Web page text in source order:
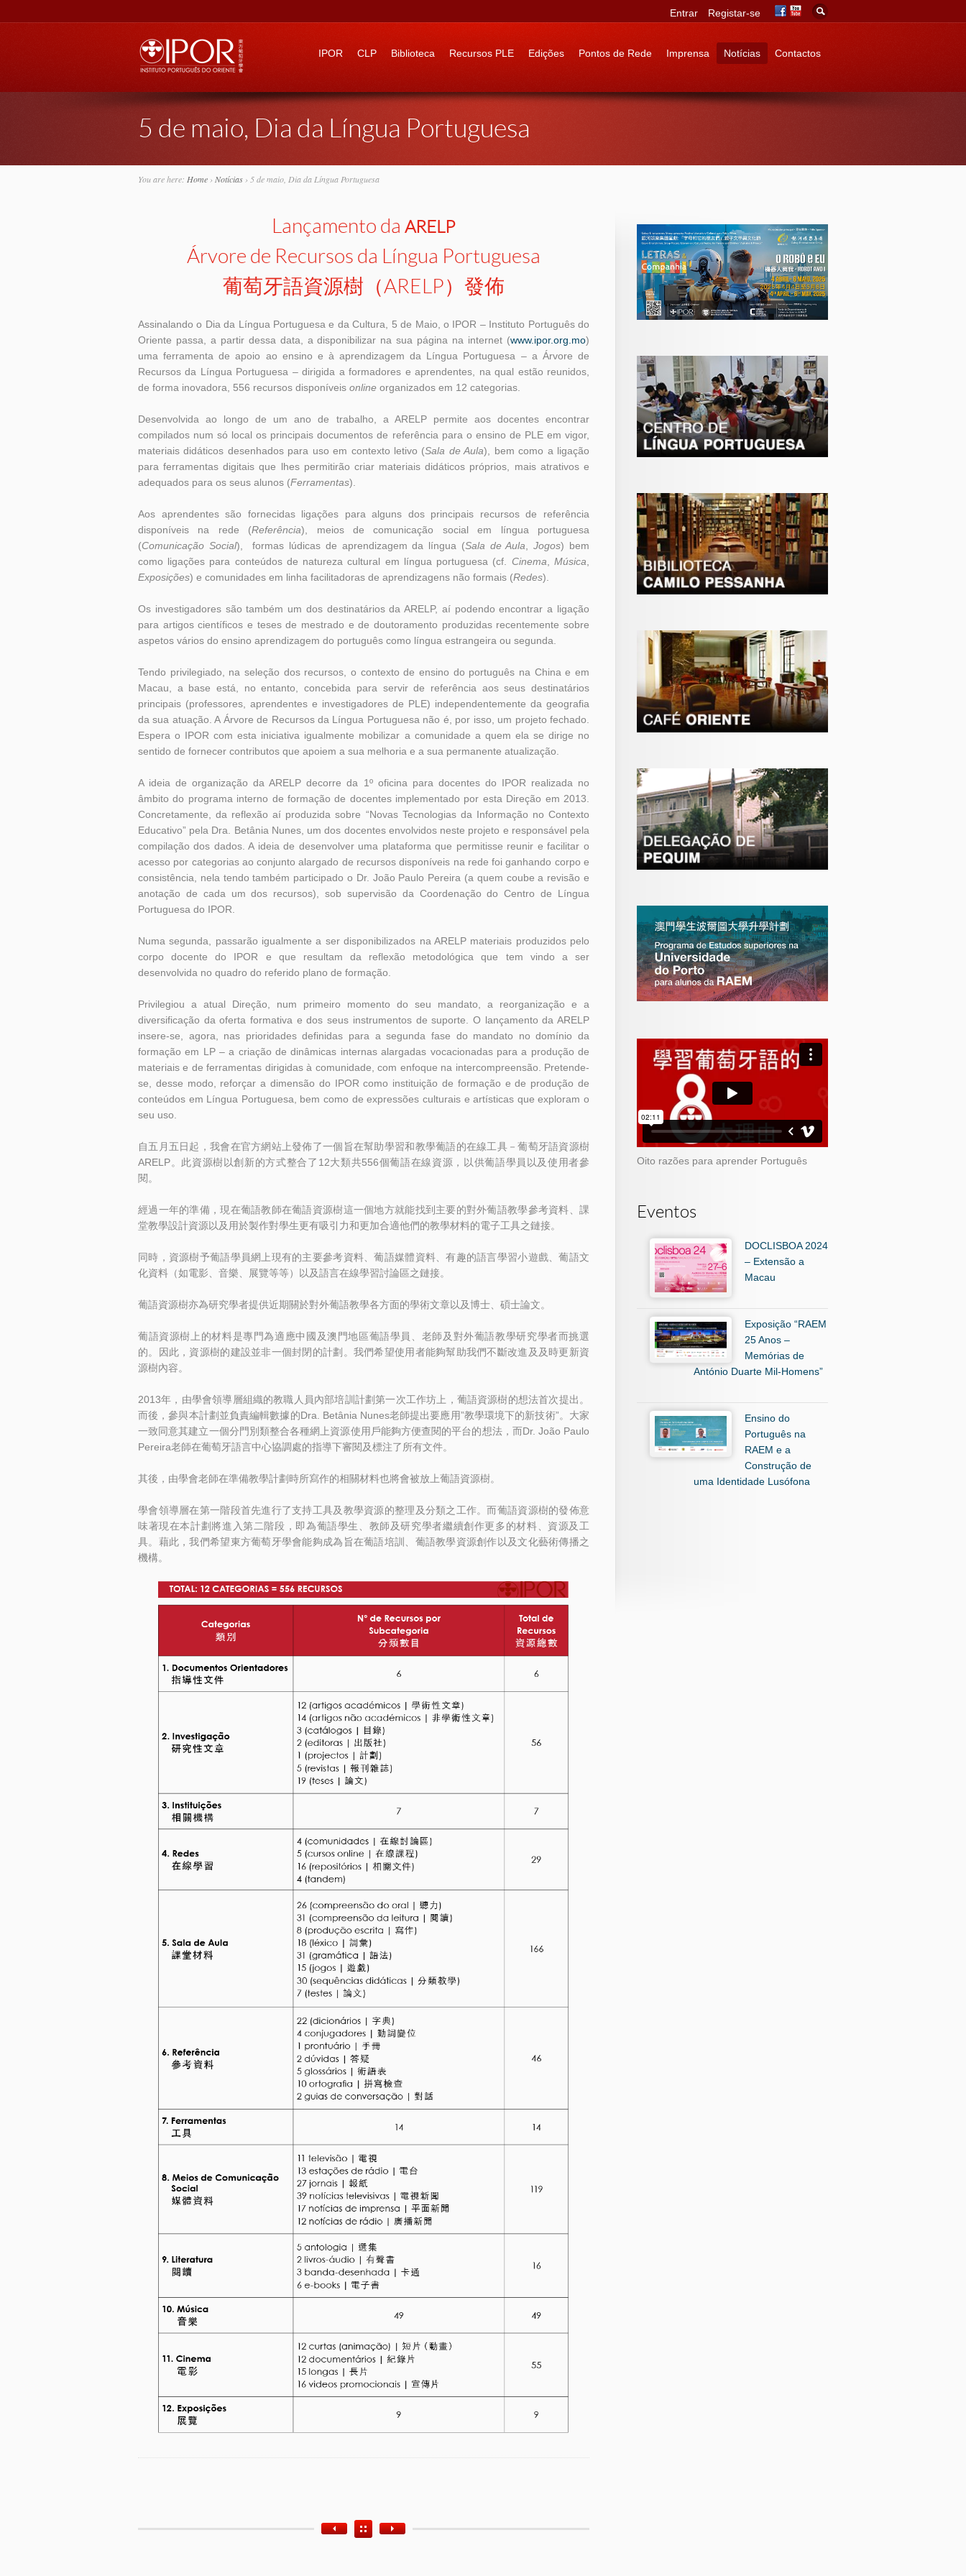
Go to:
IPOR CLP Biblioteca Recursos PLE Edições Pontos de Rede Imprensa Notícias Contactos
Entrar Registar-se
5 de maio, Dia da Língua Portuguesa
You are here: Home › Notícias › 5 de maio, Dia da Língua Portuguesa
Lançamento da ARELP
Árvore de Recursos da Língua Portuguesa
葡萄牙語資源樹（ARELP）發佈
Assinalando o Dia da Língua Portuguesa e da Cultura, 5 de Maio, o IPOR – Instituto Português do
Oriente passa, a partir dessa data, a disponibilizar na sua página na internet (www.ipor.org.mo)
uma ferramenta de apoio ao ensino e à aprendizagem da Língua Portuguesa – a Árvore de
Recursos da Língua Portuguesa – dirigida a formadores e aprendentes, na qual estão reunidos,
de forma inovadora, 556 recursos disponíveis online organizados em 12 categorias.
Desenvolvida ao longo de um ano de trabalho, a ARELP permite aos docentes encontrar
compilados num só local os principais documentos de referência para o ensino de PLE em vigor,
materiais didáticos desenhados para uso em contexto letivo (Sala de Aula), bem como a ligação
para ferramentas digitais que lhes permitirão criar materiais didáticos próprios, mais atrativos e
adequados para os seus alunos (Ferramentas).
Aos aprendentes são fornecidas ligações para alguns dos principais recursos de referência
disponíveis na rede (Referência), meios de comunicação social em língua portuguesa
(Comunicação Social), formas lúdicas de aprendizagem da língua (Sala de Aula ,Jogos) bem
como ligações para conteúdos de natureza cultural em língua portuguesa (cf. Cinema Música
Exposições) e comunidades em linha facilitadoras de aprendizagens não formais (Redes).
Os investigadores são também um dos destinatários da ARELP, aí podendo encontrar a ligação
para artigos científicos e teses de mestrado e de doutoramento produzidas recentemente sobre
aspetos vários do ensino aprendizagem do português como língua estrangeira ou segunda.
Tendo privilegiado, na seleção dos recursos, o contexto de ensino do português na China e em
Macau, a base está, no entanto, concebida para servir de referência aos seus destinatários
principais (professores, aprendentes e investigadores de PLE) independentemente da geografia
da sua atuação. A Árvore de Recursos da Língua Portuguesa não é, por isso, um projeto fechado.
Espera o IPOR com esta iniciativa igualmente mobilizar a comunidade a quem ela se dirige no
sentido de fornecer contributos que apoiem a sua melhoria e a sua permanente atualização.
A ideia de organização da ARELP decorre da 1º oficina para docentes do IPOR realizada no
âmbito do programa interno de formação de docentes implementado por esta Direção em 2013.
Concretamente, da reflexão aí produzida sobre “Novas Tecnologias da Informação no Contexto
Educativo” pela Dra. Betânia Nunes, um dos docentes envolvidos neste projeto e responsável pela
compilação dos dados. A ideia de desenvolver uma plataforma que permitisse reunir e facilitar o
acesso por categorias ao conjunto alargado de recursos disponíveis na rede foi ganhando corpo e
consistência, nela tendo também participado o Dr. João Paulo Pereira (a quem coube a revisão e
anotação de cada um dos recursos), sob supervisão da Coordenação do Centro de Língua
Portuguesa do IPOR.
Numa segunda, passarão igualmente a ser disponibilizados na ARELP materiais produzidos pelo
corpo docente do IPOR e que resultam da reflexão metodológica que tem vindo a ser
desenvolvida no quadro do referido plano de formação.
Privilegiou a atual Direção, num primeiro momento do seu mandato, a reorganização e a
diversificação da oferta formativa e dos seus instrumentos de suporte. O lançamento da ARELP
insere-se, agora, nas prioridades definidas para a segunda fase do mandato no domínio da
formação em LP – a criação de dinâmicas internas alargadas vocacionadas para a produção de
materiais e de ferramentas dirigidas à comunidade, com enfoque na intercompreensão. Pretende-
se, desse modo, reforçar a dimensão do IPOR como instituição de formação e de produção de
conteúdos em Língua Portuguesa, bem como de expressões culturais e artísticas que exploram o
seu uso.
自五月五日起，我會在官方網站上發佈了一個旨在幫助學習和教學葡語的在線工具－葡萄牙語資源樹
ARELP。此資源樹以創新的方式整合了12大類共556個葡語在線資源，以供葡語學員以及使用者參
閱。
經過一年的準備，現在葡語教師在葡語資源樹這一個地方就能找到主要的對外葡語教學參考資料、課
堂教學設計資源以及用於製作對學生更有吸引力和更加合適他們的教學材料的電子工具之鏈接。
同時，資源樹予葡語學員網上現有的主要參考資料、葡語媒體資料、有趣的語言學習小遊戲、葡語文
化資料（如電影、音樂、展覽等等）以及語言在線學習討論區之鏈接。
葡語資源樹亦為研究學者提供近期關於對外葡語教學各方面的學術文章以及博士、碩士論文。
葡語資源樹上的材料是專門為適應中國及澳門地區葡語學員、老師及對外葡語教學研究學者而挑選
的。因此，資源樹的建設並非一個封閉的計劃。我們希望使用者能夠幫助我們不斷改進及及時更新資
源樹內容。
2013年，由學會領導層組織的教職人員內部培訓計劃第一次工作坊上，葡語資源樹的想法首次提出。
而後，參與本計劃並負責編輯數據的Dra. Betânia Nunes老師提出要應用”教學環境下的新技術”。大家
一致同意其建立一個分門別類整合各種網上資源使用戶能夠方便查閱的平台的想法，而Dr. João Paulo
Pereira老師在葡萄牙語言中心協調處的指導下審閱及標注了所有文件。
其後，由學會老師在準備教學計劃時所寫作的相關材料也將會被放上葡語資源樹。
學會領導層在第一階段首先進行了支持工具及教學資源的整理及分類之工作。而葡語資源樹的發佈意
味著現在本計劃將進入第二階段，即為葡語學生、教師及研究學者繼續創作更多的材料、資源及工
具。藉此，我們希望東方葡萄牙學會能夠成為旨在葡語培訓、葡語教學資源創作以及文化藝術傳播之
機構。
Oito razões para aprender Português
Eventos
DOCLISBOA 2024
– Extensão a
Macau
Exposição “RAEM
25 Anos –
Memórias de
António Duarte Mil-Homens”
Ensino do
Português na
RAEM e a
Construção de
uma Identidade Lusófona